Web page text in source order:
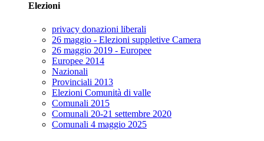
Elezioni
privacy donazioni liberali
26 maggio - Elezioni suppletive Camera
26 maggio 2019 - Europee
Europee 2014
Nazionali
Provinciali 2013
Elezioni Comunità di valle
Comunali 2015
Comunali 20-21 settembre 2020
Comunali 4 maggio 2025